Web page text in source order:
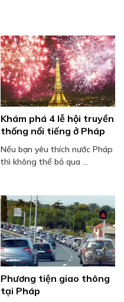
Khám phá 4 lễ hội truyền
thống nổi tiếng ở Pháp
Nếu bạn yêu thích nước Pháp
thì không thể bỏ qua ...
Phương tiện giao thông
tại Pháp